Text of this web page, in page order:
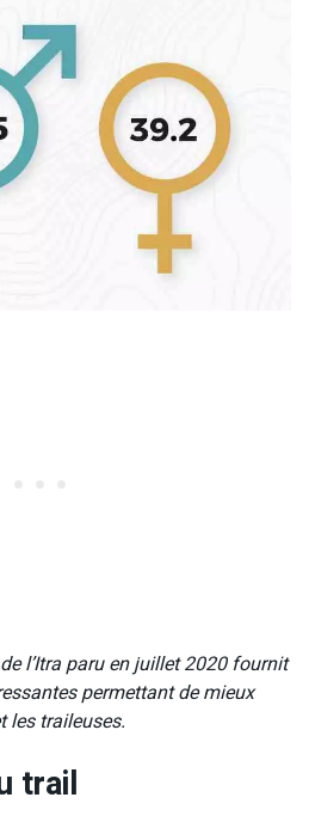
l’Itra paru en juillet 2020 fournit
permettant de mieux
les traileuses.
trail